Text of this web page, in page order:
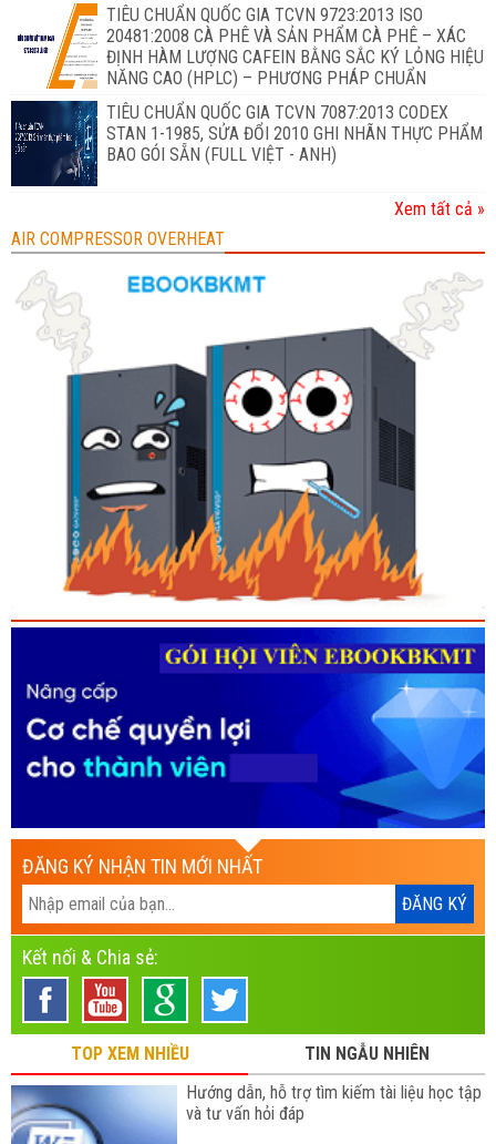
TIÊU CHUẨN QUỐC GIA TCVN 9723:2013 ISO
20481:2008 CÀ PHÊ VÀ SẢN PHẨM CÀ PHÊ – XÁC
ĐỊNH HÀM LƯỢNG CAFEIN BẰNG SẮC KÝ LỎNG HIỆU
NĂNG CAO (HPLC) – PHƯƠNG PHÁP CHUẨN
TIÊU CHUẨN QUỐC GIA TCVN 7087:2013 CODEX
STAN 1-1985, SỬA ĐỔI 2010 GHI NHÃN THỰC PHẨM
BAO GÓI SẴN (FULL VIỆT - ANH)
Xem tất cả »
AIR COMPRESSOR OVERHEAT
ĐĂNG KÝ NHẬN TIN MỚI NHẤT
Kết nối & Chia sẻ:
TOP XEM NHIỀU
TIN NGẪU NHIÊN
Hướng dẫn, hỗ trợ tìm kiếm tài liệu học tập
và tư vấn hỏi đáp